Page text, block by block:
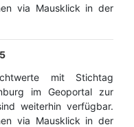
via Mausklick in der
mit Stichtag
im Geoportal zur
weiterhin verfügbar.
via Mausklick in der